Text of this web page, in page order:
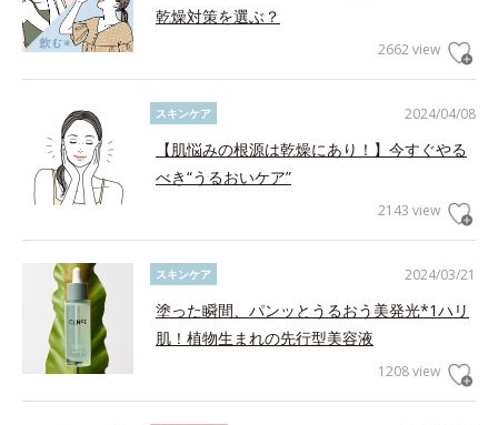
乾燥対策を選ぶ？
2662 view
2024/04/08
スキンケア
【肌悩みの根源は乾燥にあり！】今すぐやる
べき“うるおいケア”
2143 view
2024/03/21
スキンケア
塗った瞬間、パンッとうるおう美発光*1ハリ
肌！植物生まれの先行型美容液
1208 view